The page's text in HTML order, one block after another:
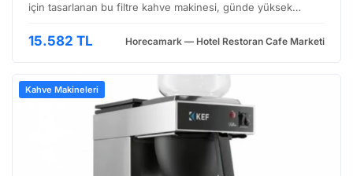
için tasarlanan bu filtre kahve makinesi, günde yüksek
geliştirilmiştir. Siyah renkli, dayanıklı gövdesi ve şık …
15.582 TL Horecamark — Hotel Restoran Cafe Marketi
Kahve Makineleri